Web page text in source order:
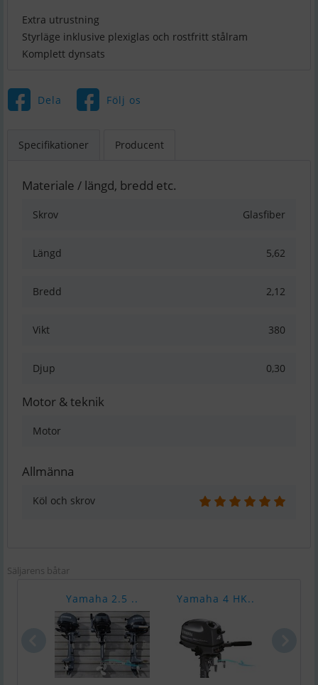
Extra utrustning
Styrläge inklusive plexiglas och rostfritt stålram
Komplett dynsats
Dela Följ os
Specifikationer Producent
Materiale / längd, bredd etc.
Skrov Glasfiber
Längd 5,62
Bredd 2,12
Vikt 380
Djup 0,30
Motor & teknik
Motor
Allmänna
Köl och skrov
Säljarens båtar
Yamaha 2.5 .. Yamaha 4 HK..